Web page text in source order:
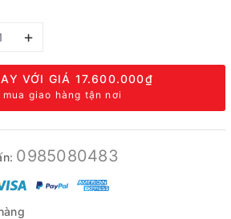
+
VỚI GIÁ 17.600.000₫
giao hàng tận nơi
0985080483